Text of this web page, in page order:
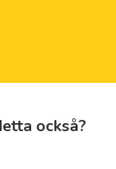
också?